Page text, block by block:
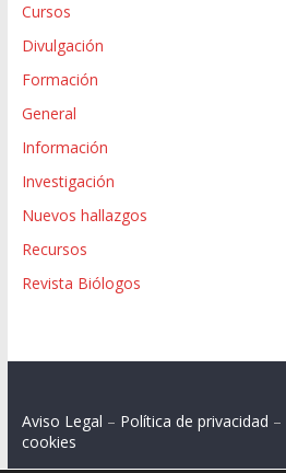
Cursos
Divulgación
Formación
General
Información
Investigación
Nuevos hallazgos
Recursos
Revista Biólogos
Aviso Legal – Política de privacidad –
cookies